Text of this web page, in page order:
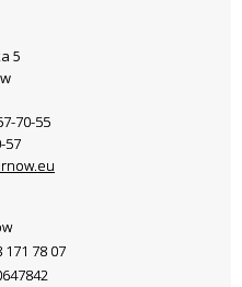
5
70-55
57
171 78 07